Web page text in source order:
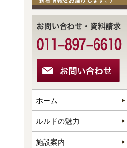
ホーム
ルルドの魅力
施設案内